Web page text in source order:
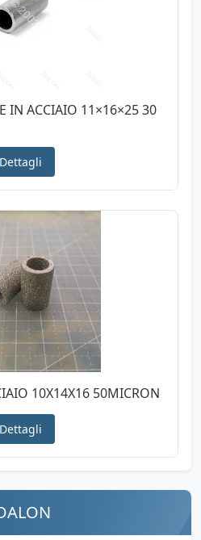
IN ACCIAIO 11×16×25 30
Dettagli
10X14X16 50MICRON
Dettagli